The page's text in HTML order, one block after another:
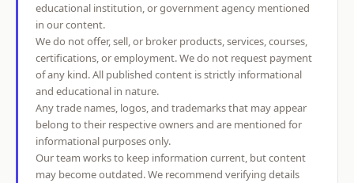
educational institution, or government agency mentioned
in our content.
We do not offer, sell, or broker products, services, courses,
certifications, or employment. We do not request payment
of any kind. All published content is strictly informational
and educational in nature.
Any trade names, logos, and trademarks that may appear
belong to their respective owners and are mentioned for
informational purposes only.
Our team works to keep information current, but content
may become outdated. We recommend verifying details